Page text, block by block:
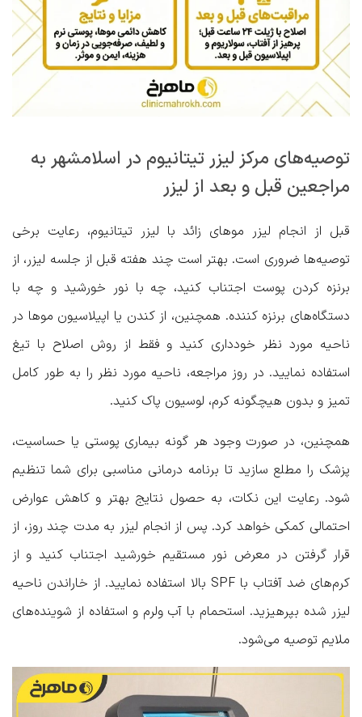
توصیه‌های مرکز لیزر تیتانیوم در اسلامشهر به
مراجعین قبل و بعد از لیزر
قبل از انجام لیزر موهای زائد با لیزر تیتانیوم، رعایت برخی
توصیه‌ها ضروری است. بهتر است چند هفته قبل از جلسه لیزر، از
برنزه کردن پوست اجتناب کنید، چه با نور خورشید و چه با
دستگاه‌های برنزه کننده. همچنین، از کندن یا اپیلاسیون موها در
ناحیه مورد نظر خودداری کنید و فقط از روش اصلاح با تیغ
استفاده نمایید. در روز مراجعه، ناحیه مورد نظر را به طور کامل
تمیز و بدون هیچگونه کرم، لوسیون پاک کنید.
همچنین، در صورت وجود هر گونه بیماری پوستی یا حساسیت،
پزشک را مطلع سازید تا برنامه درمانی مناسبی برای شما تنظیم
شود. رعایت این نکات، به حصول نتایج بهتر و کاهش عوارض
احتمالی کمکی خواهد کرد. پس از انجام لیزر به مدت چند روز، از
قرار گرفتن در معرض نور مستقیم خورشید اجتناب کنید و از
کرم‌های ضد آفتاب با SPF بالا استفاده نمایید. از خاراندن ناحیه
لیزر شده بپرهیزید. استحمام با آب ولرم و استفاده از شوینده‌های
ملایم توصیه می‌شود.